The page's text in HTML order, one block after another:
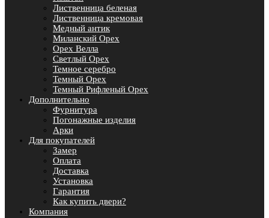
Лиственница беленая
Лиственница кремовая
Медный антик
Миланский Орех
Орех Велла
Светлый Орех
Темное серебро
Темный Орех
Темный Рифленый Орех
Дополнительно
Фурнитура
Погонажные изделия
Арки
Для покупателей
Замер
Оплата
Доставка
Установка
Гарантия
Как купить двери?
Компания